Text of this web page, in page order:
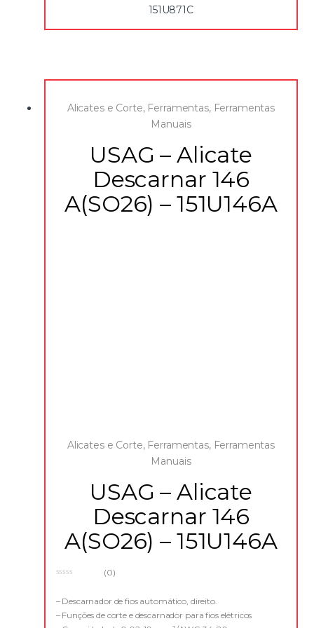
151U871C
Alicates e Corte, Ferramentas, Ferramentas
Manuais
USAG – Alicate
Descarnar 146
A(SO26) – 151U146A
Alicates e Corte, Ferramentas, Ferramentas
Manuais
USAG – Alicate
Descarnar 146
A(SO26) – 151U146A
u
o
(0)
– Descarnador de fios automático, direito.
– Funções de corte e descarnador para fios elétricos